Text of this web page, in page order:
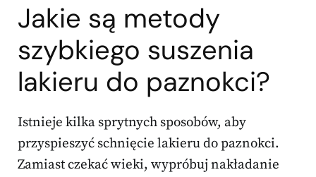
Jakie są metody
szybkiego suszenia
lakieru do paznokci?
Istnieje kilka sprytnych sposobów, aby
przyspieszyć schnięcie lakieru do paznokci.
Zamiast czekać wieki, wypróbuj nakładanie